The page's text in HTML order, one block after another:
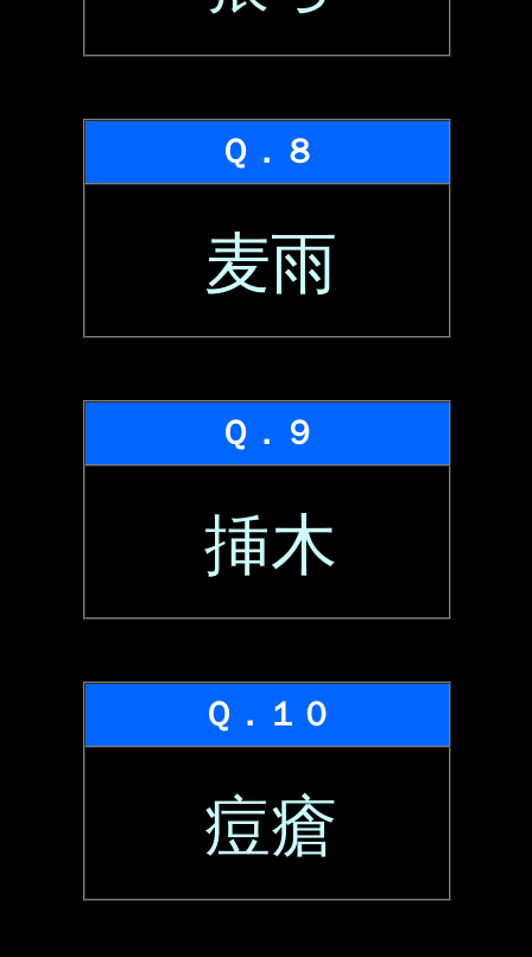
Ｑ．８
麦雨
Ｑ．９
挿木
Ｑ．１０
痘瘡